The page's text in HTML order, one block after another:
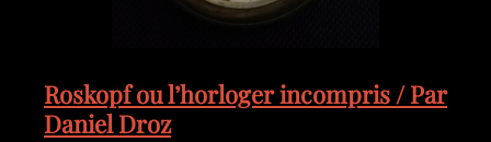
Roskopf ou l’horloger incompris / Par
Daniel Droz